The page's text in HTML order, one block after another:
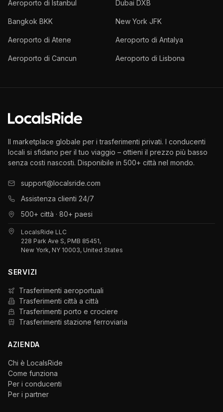
Aeroporto di Istanbul Dubai DXB
Bangkok BKK New York JFK
Aeroporto di Atene Aeroporto di Antalya
Aeroporto di Cancun Aeroporto di Lisbona
Il marketplace globale per i trasferimenti privati. I conducenti
locali si sfidano per il tuo viaggio – ottieni il prezzo più basso
senza costi nascosti. Disponibile in 500+ città nel mondo.
support@localsride.com
Assistenza clienti 24/7
500+ città · 80+ paesi
LocalsRide LLC
228 Park Ave S, PMB 85451,
New York, NY 10003, United States
SERVIZI
Trasferimenti aeroportuali
Trasferimenti città a città
Trasferimenti porto e crociere
Trasferimenti stazione ferroviaria
AZIENDA
Chi è LocalsRide
Come funziona
Per i conducenti
Per i partner